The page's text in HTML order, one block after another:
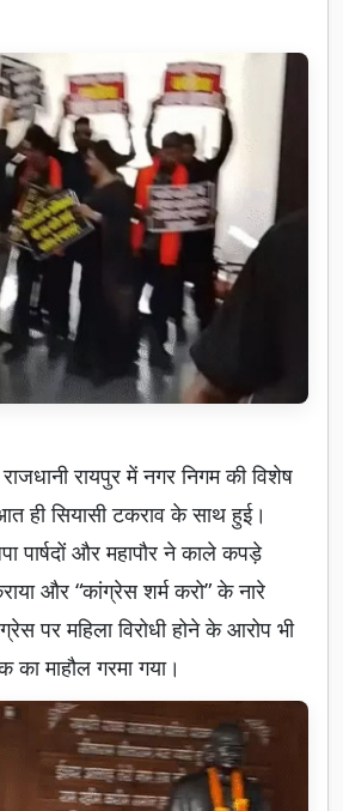
रायपुर में नगर निगम की विशेष
ही सियासी टकराव के साथ हुई।
पार्षदों और महापौर ने काले कपड़े
और “कांग्रेस शर्म करो” के नारे
पर महिला विरोधी होने के आरोप भी
माहौल गरमा गया।